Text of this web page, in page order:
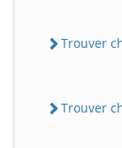
Trouver
Trouver